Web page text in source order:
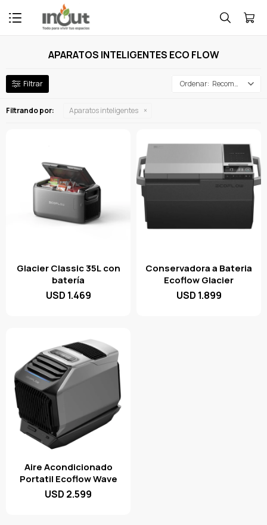

APARATOS INTELIGENTES ECO FLOW
Recomendados
Filtrando por: Aparatos inteligentes
Glacier Classic 35L con
batería
USD 1.469
Conservadora a Bateria
Ecoflow Glacier
USD 1.899
Aire Acondicionado
Portatil Ecoflow Wave
USD 2.599